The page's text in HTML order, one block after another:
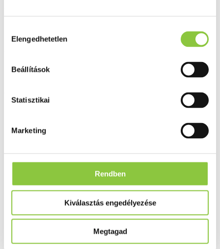
kiválasztása
Elengedhetetlen
Beállítások
Statisztikai
Marketing
Rendben
Kiválasztás engedélyezése
Megtagad